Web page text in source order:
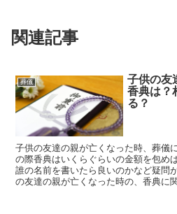
関連記事
葬儀
子供の友
香典は？
る？
子供の友達の親が亡くなった時、葬儀
の際香典はいくらぐらいの金額を包め
誰の名前を書いたら良いのかなど疑問
の友達の親が亡くなった時の、香典に